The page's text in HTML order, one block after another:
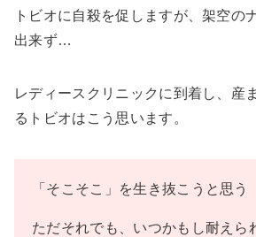
トビオに自殺を促しますが、架空の
出来ず…
レディースクリニックに到着し、産
るトビオはこう思います。
「そこそこ」を生き抜こうと思う
ただそれでも、いつかもし耐えら